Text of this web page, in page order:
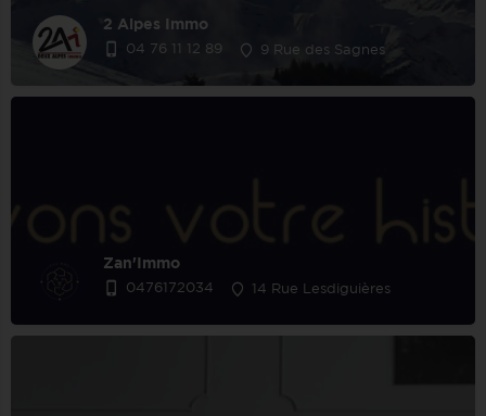
2 Alpes Immo
04 76 11 12 89 9 Rue des Sagnes
Zan'Immo
0476172034 14 Rue Lesdiguières